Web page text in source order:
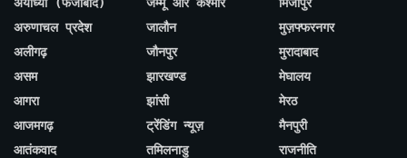
अरुणाचल प्रदेश
अलीगढ़
असम
आगरा
आजमगढ़
आतंकवाद
जालौन
जौनपुर
झारखण्ड
झांसी
ट्रेंडिंग न्यूज़
तमिलनाडु
मुज़फ्फरनगर
मुरादाबाद
मेघालय
मेरठ
मैनपुरी
राजनीति